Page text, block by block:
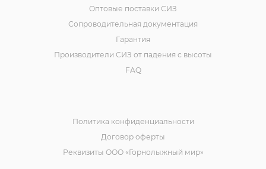
Оптовые поставки СИЗ
Сопроводительная документация
Гарантия
Производители СИЗ от падения с высоты
FAQ
Политика конфиденциальности
Договор оферты
Реквизиты ООО «Горнолыжный мир»